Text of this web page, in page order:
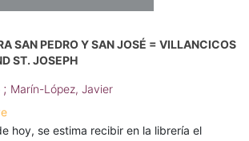
SAN PEDRO Y SAN JOSÉ = VILLANCICOS
ST. JOSEPH
; Marín-López, Javier
hoy, se estima recibir en la librería el